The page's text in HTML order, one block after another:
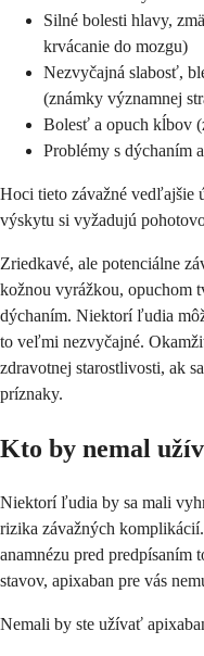
Silné bolesti hlavy,
krvácanie do mozgu)
Nezvyčajná slabosť,
(známky významnej
Bolesť a opuch kĺbov
Problémy s dýchaním
Hoci tieto závažné vedľajšie
výskytu si vyžadujú
Zriedkavé, ale potenciálne
kožnou vyrážkou, opuchom
dýchaním. Niektorí ľudia
to veľmi nezvyčajné.
zdravotnej starostlivosti, ak
príznaky.
Kto by nemal
Niektorí ľudia by sa mali
rizika závažných
anamnézu pred
stavov, apixaban pre vás
Nemali by ste užívať